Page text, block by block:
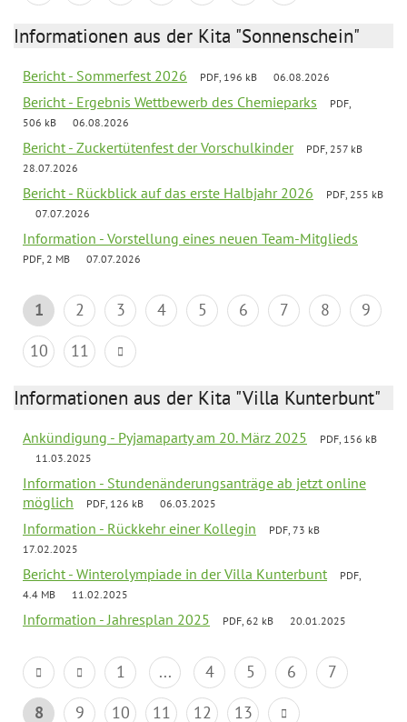
Informationen aus der Kita "Sonnenschein"
Bericht - Sommerfest 2026 PDF, 196 kB 06.08.2026
Bericht - Ergebnis Wettbewerb des Chemieparks
PDF,
506 kB
06.08.2026
Bericht - Zuckertütenfest der Vorschulkinder
PDF, 257 kB
28.07.2026
Bericht - Rückblick auf das erste Halbjahr 2026
PDF, 255 kB
07.07.2026
Information - Vorstellung eines neuen Team-Mitglieds
PDF, 2 MB 07.07.2026
1 2 3 4 5 6 7 8
9
10
11
Informationen aus der Kita "Villa Kunterbunt"
Ankündigung - Pyjamaparty am 20. März 2025
PDF, 156 kB
11.03.2025
Information - Stundenänderungsanträge ab jetzt online
möglich
PDF, 126 kB 06.03.2025
Information - Rückkehr einer Kollegin
PDF, 73 kB
17.02.2025
Bericht - Winterolympiade in der Villa Kunterbunt
PDF,
4.4 MB
11.02.2025
Information - Jahresplan 2025 PDF, 62 kB 20.01.2025
1 ... 4 5 6
7
8
9 10 11 12 13